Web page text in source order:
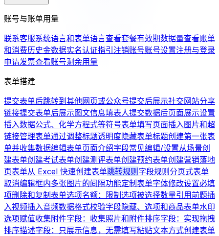
账号与账单用量
联系客服系统语言和表单语言查看套餐有效期数据量查看账单
和消费历史金数据实名认证指引注销账号账号设置注册与登录
申请发票查看账号剩余用量
表单搭建
提交表单后跳转到其他网页或公众号提交后展示社交网站分享
链接提交表单后展示图文信息填表人提交数据后页面展示设置
插入数据公式、化学方程式等符号表单填写页面插入图片和超
链接管理表单通过调整标题透明度隐藏表单标题创建第一张表
单并收集数据编辑表单页面介绍字段常见编辑/设置从场景创
建表单创建考试表单创建测评表单创建预约表单创建营销落地
页表单从 Excel 快速创建表单跳转规则字段规则分页式表单
取消编辑框内多张图片的间隔功能定制表单字体修改设置必填
项删除和复制表单选项名额：限制选项被选择数量引用前题插
入视频插入音频数据格式校验字段隐藏、选项和商品表单水印
选项赋值收集附件字段：收集照片和附件排序字段：实现拖拽
排序描述字段：只展示信息，无需填写粘贴文本方式创建表单